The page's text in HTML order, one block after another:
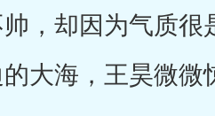
，却因为气质
大海，王昊微微